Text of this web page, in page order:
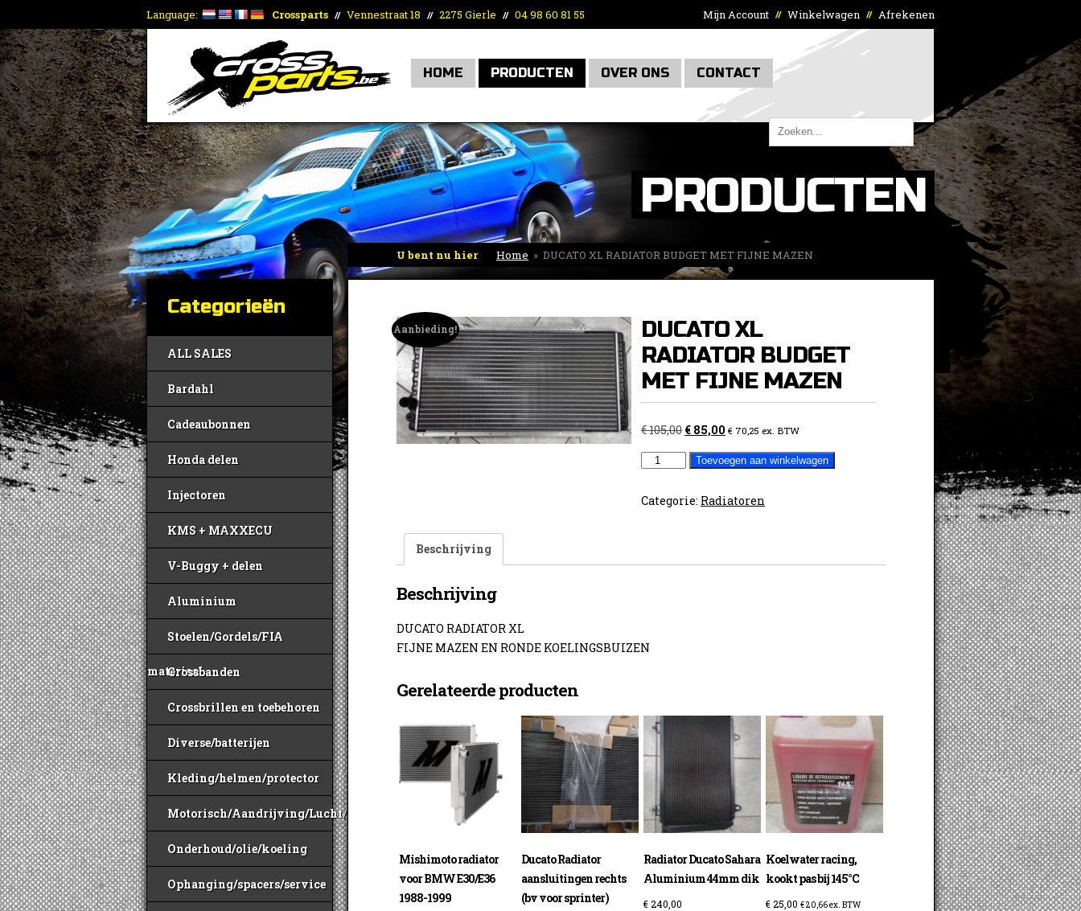
Language: Crossparts // Vennestraat 18 // 2275 Gierle // 04 98 60 81 55 Mijn Account // Winkelwagen // Afrekenen
HOME PRODUCTEN OVER ONS CONTACT
PRODUCTEN
U bent nu hier Home » DUCATO XL RADIATOR BUDGET MET FIJNE MAZEN
Categorieën
ALL SALES
Bardahl
Cadeaubonnen
Honda delen
Injectoren
KMS + MAXXECU
V-Buggy + delen
Aluminium
Stoelen/Gordels/FIA
materiaal
Crossbanden
Crossbrillen en toebehoren
Diverse/batterijen
Kleding/helmen/protector
Motorisch/Aandrijving/Lucht/Benzine
Onderhoud/olie/koeling
Ophanging/spacers/service
Aanbieding!
DUCATO XL
RADIATOR BUDGET
MET FIJNE MAZEN
€105,00 Oorspronkelijke
prijs
was:
€85,00Huidige
prijs
is:
€ 70,25 ex. BTW
DUCATO
RADIATOR
Toevoegen aan winkelwagen
Categorie: Radiatoren
Beschrijving
Beschrijving
DUCATO RADIATOR XL
FIJNE MAZEN EN RONDE KOELINGSBUIZEN
Gerelateerde producten
Mishimoto radiator
voor BMW E30/E36
1988-1999
Ducato Radiator
aansluitingen rechts
(bv voor sprinter)
Radiator Ducato Sahara
Aluminium 44mm dik
€240,00
Koelwater racing,
kookt pas bij 145°C
€25,00 €20,66ex. BTW